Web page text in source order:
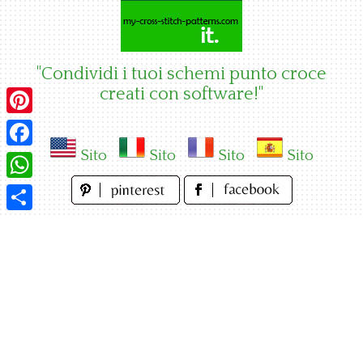
"Condividi i tuoi schemi punto croce
creati con software!"
Sito Sito Sito Sito
Pinterest
Facebook
WhatsApp